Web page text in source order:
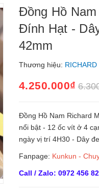
Đồng Hồ
Đính Hạt -
42mm
Thương hiệu:
4.250.000₫
Đồng Hồ Nam Richard
nổi bật - 12 ốc vít ở 4
ngày vị trí 4H30 - Dây
Fanpage: Kunkun -
Call / Zalo: 0972 456